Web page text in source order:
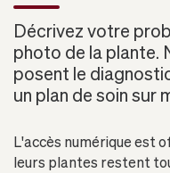
Décrivez votre
photo de la plante.
posent le
un plan de soin sur
L'accès numérique est
leurs plantes restent